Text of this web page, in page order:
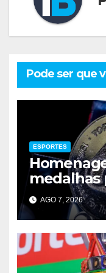
Pode ser que
ESPORTES
medalhas
Brasil
AGO 7, 2026